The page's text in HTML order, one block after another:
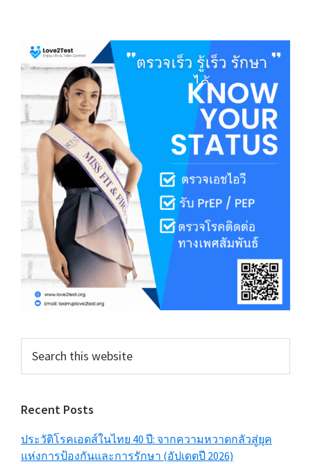
this
Recent Posts
ประวัติโรคเอดส์ในไทย 40 ปี: จากความหวาดกลัวสู่ยุค
แห่งการป้องกันและการรักษา (อัปเดตปี 2026)